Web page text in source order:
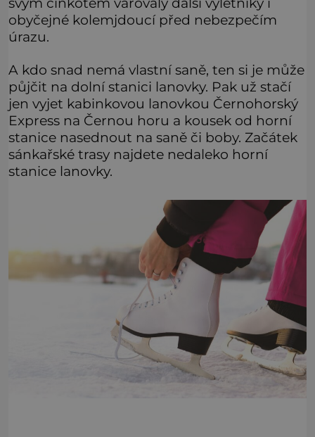
obyčejné kolemjdoucí před nebezpečím
úrazu.
A kdo snad nemá vlastní saně, ten si je může
půjčit na dolní stanici lanovky. Pak už stačí
jen vyjet kabinkovou lanovkou Černohorský
Express na Černou horu a kousek od horní
stanice nasednout na saně či boby. Začátek
sánkařské trasy najdete nedaleko horní
stanice lanovky.